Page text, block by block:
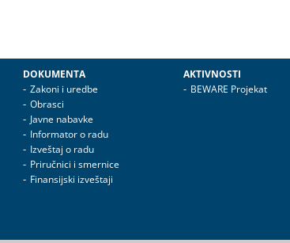
DOKUMENTA
Zakoni i uredbe
Obrasci
Javne nabavke
Informator o radu
Izveštaj o radu
Priručnici i smernice
Finansijski izveštaji
AKTIVNOSTI
BEWARE Projekat